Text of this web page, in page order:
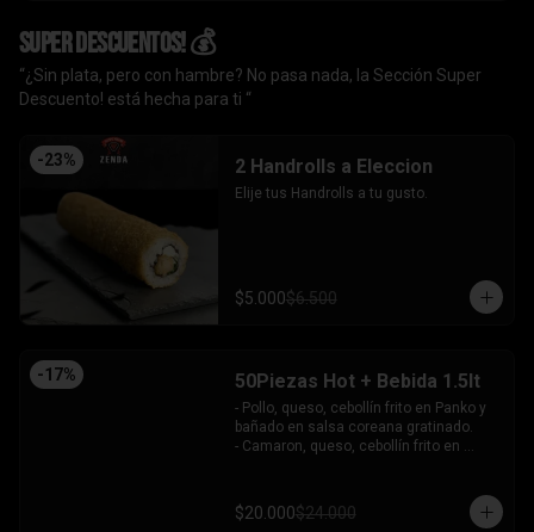
SUPER DESCUENTOS! 💰
“¿Sin plata, pero con hambre? No pasa nada, la Sección Super
Descuento! está hecha para ti “
-23% 2 Handrolls a Eleccion
Elije tus Handrolls a tu gusto.
$5.000$6.500
-17% 50Piezas Hot + Bebida 1.5lt
- Pollo, queso, cebollín frito en Panko y
bañado en salsa coreana gratinado.
- Camaron, queso, cebollín frito en
bañado en salsa tari.
- Salmón, queso, cebollín frito en Panko.
$20.000$24.000